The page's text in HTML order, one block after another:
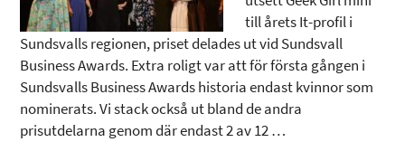
till årets It-profil i
Sundsvalls regionen, priset delades ut vid Sundsvall
Business Awards. Extra roligt var att för första gången i
Sundsvalls Business Awards historia endast kvinnor som
nominerats. Vi stack också ut bland de andra
prisutdelarna genom där endast 2 av 12 …